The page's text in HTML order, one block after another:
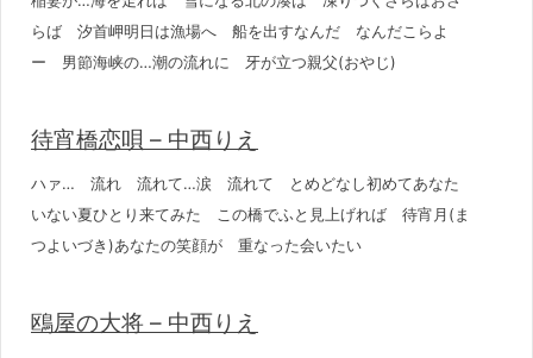
らば 汐首岬明日は漁場へ 船を出すなんだ なんだこらよ
ー 男節海峡の…潮の流れに 牙が立つ親父(おやじ)
待宵橋恋唄 – 中西りえ
ハァ… 流れ 流れて…涙 流れて とめどなし初めてあなた
いない夏ひとり来てみた この橋でふと見上げれば 待宵月(ま
つよいづき)あなたの笑顔が 重なった会いたい
鴎屋の大将 – 中西りえ